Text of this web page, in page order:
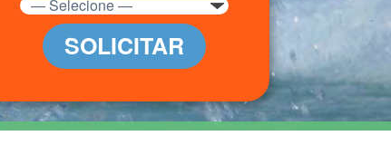
SOLICITAR